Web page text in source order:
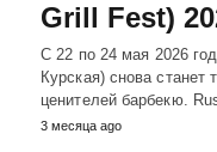
Grill Fest)
С 22 по 24 мая 2026
Курская) снова станет
ценителей барбекю.
3 месяца ago